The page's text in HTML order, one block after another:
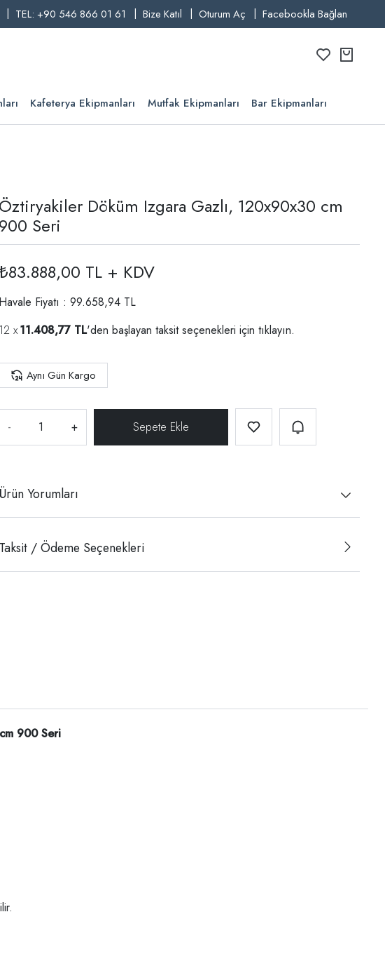
TEL: +90 546 866 01 61 Bize Katıl Oturum Aç Facebookla Bağlan
Kafeterya Ekipmanları Mutfak Ekipmanları Bar Ekipmanları
Öztiryakiler Döküm Izgara Gazlı, 120x90x30 cm
900 Seri
TL + KDV
Havale Fiyatı : 99.658,94 TL
11.408,77 TL'den başlayan taksit seçenekleri için tıklayın.
Aynı Gün Kargo
- +
Ürün Yorumları
Taksit / Ödeme Seçenekleri
900 Seri